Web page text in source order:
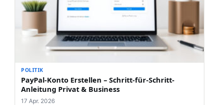
POLITIK
PayPal-Konto Erstellen – Schritt-für-Schritt-
Anleitung Privat & Business
17 Apr. 2026